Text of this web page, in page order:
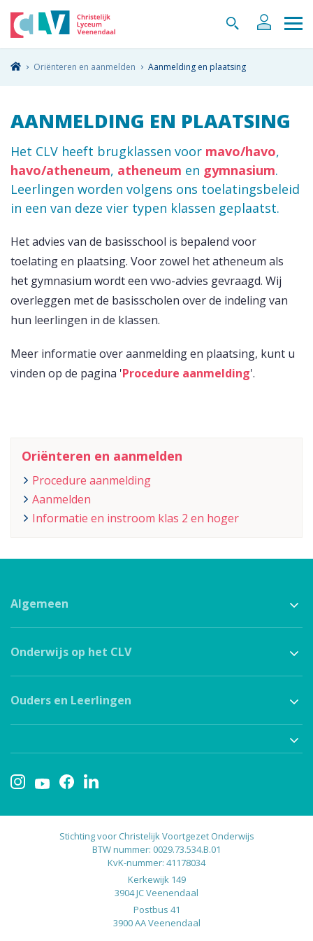
Oriënteren en aanmelden Aanmelding en plaatsing
AANMELDING EN PLAATSING
Het CLV heeft brugklassen voor mavo/havo,
havo/atheneum, atheneum en gymnasium.
Leerlingen worden volgens ons toelatingsbeleid
in een van deze vier typen klassen geplaatst.
Het advies van de basisschool is bepalend voor
toelating en plaatsing. Voor zowel het atheneum als
het gymnasium wordt een vwo-advies gevraagd. Wij
overleggen met de basisscholen over de indeling van
hun leerlingen in de klassen.
Meer informatie over aanmelding en plaatsing, kunt u
vinden op de pagina 'Procedure aanmelding'.
Oriënteren en aanmelden
Procedure aanmelding
Aanmelden
Informatie en instroom klas 2 en hoger
Algemeen
Onderwijs op het CLV
Ouders en Leerlingen
Stichting voor Christelijk Voortgezet Onderwijs
BTW nummer: 0029.73.534.B.01
KvK-nummer: 41178034
Kerkewijk 149
3904 JC Veenendaal
Postbus 41
3900 AA Veenendaal